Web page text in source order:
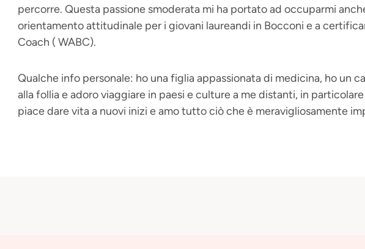
percorre. Questa passione smoderata mi ha portato ad occuparmi
orientamento attitudinale per i giovani laureandi in Bocconi e a
Coach ( WABC).
Qualche info personale: ho una figlia appassionata di medicina, ho un
alla follia e adoro viaggiare in paesi e culture a me distanti, in
piace dare vita a nuovi inizi e amo tutto ciò che è meravigliosamente